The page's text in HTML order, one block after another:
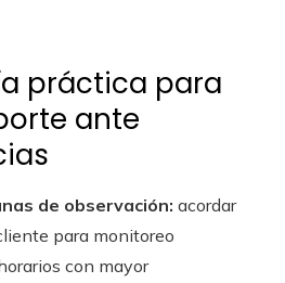
práctica para
ante
de observación: acordar
para monitoreo
con mayor